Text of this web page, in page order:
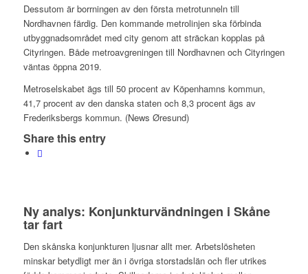
Dessutom är borrningen av den första metrotunneln till
Nordhavnen färdig. Den kommande metrolinjen ska förbinda
utbyggnadsområdet med city genom att sträckan kopplas på
Cityringen. Både metroavgreningen till Nordhavnen och Cityringen
väntas öppna 2019.
Metroselskabet ägs till 50 procent av Köpenhamns kommun,
41,7 procent av den danska staten och 8,3 procent ägs av
Frederiksbergs kommun. (News Øresund)
Share this entry
Ny analys: Konjunkturvändningen i Skåne
tar fart
Den skånska konjunkturen ljusnar allt mer. Arbetslösheten
minskar betydligt mer än i övriga storstadslän och fler utrikes